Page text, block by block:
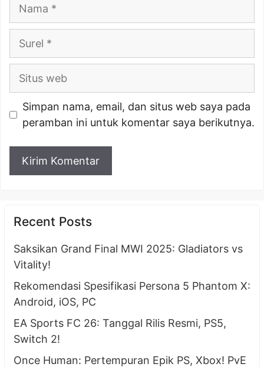
Surel
Situs
Simpan nama, email, dan situs web saya pada
peramban ini untuk komentar saya berikutnya.
Recent Posts
Saksikan Grand Final MWI 2025: Gladiators vs
Vitality!
Rekomendasi Spesifikasi Persona 5 Phantom X:
Android, iOS, PC
EA Sports FC 26: Tanggal Rilis Resmi, PS5,
Switch 2!
Once Human: Pertempuran Epik PS, Xbox! PvE